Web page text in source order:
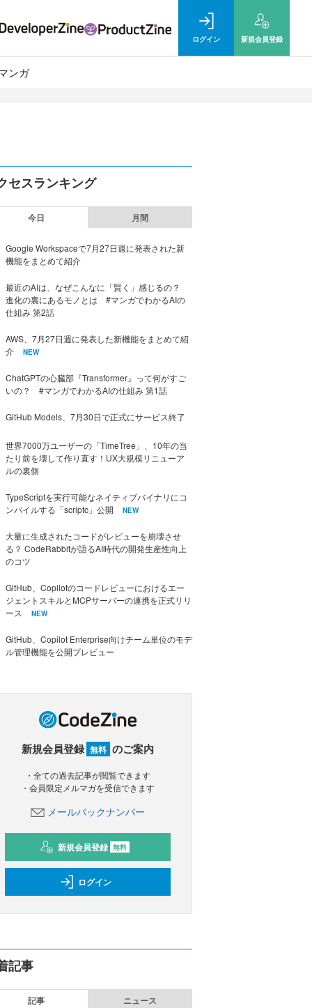
ログイン 新規会員登録
ンガ
セスランキング
今日 月間
Google Workspaceで7月27日週に発表された新
機能をまとめて紹介
最近のAIは、なぜこんなに「賢く」感じるの？
進化の裏にあるモノとは #マンガでわかるAIの
仕組み 第2話
AWS、7月27日週に発表した新機能をまとめて紹
介
NEW
ChatGPTの心臓部『Transformer』って何がすご
いの？ #マンガでわかるAIの仕組み 第1話
GitHub Models、7月30日で正式にサービス終了
世界7000万ユーザーの「TimeTree」、10年の当
たり前を壊して作り直す！UX大規模リニューア
ルの裏側
TypeScriptを実行可能なネイティブバイナリにコ
ンパイルする「scriptc」公開
NEW
大量に生成されたコードがレビューを崩壊させ
る？ CodeRabbitが語るAI時代の開発生産性向上
のコツ
GitHub、Copilotのコードレビューにおけるエー
ジェントスキルとMCPサーバーの連携を正式リリ
ース
NEW
GitHub、Copilot Enterprise向けチーム単位のモデ
ル管理機能を公開プレビュー
新規会員登録 無料 のご案内
・全ての過去記事が閲覧できます
・会員限定メルマガを受信できます
メールバックナンバー
新規会員登録 無料
ログイン
記事
記事 ニュース